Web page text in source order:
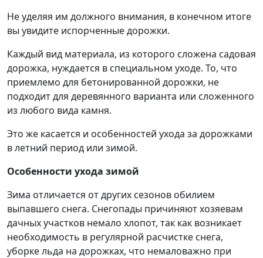
Не уделяя им должного внимания, в конечном итоге
вы увидите испорченные дорожки.
Каждый вид материала, из которого сложена садовая
дорожка, нуждается в специальном уходе. То, что
приемлемо для бетонированной дорожки, не
подходит для деревянного варианта или сложенного
из любого вида камня.
Это же касается и особенностей ухода за дорожками
в летний период или зимой.
Особенности ухода зимой
Зима отличается от других сезонов обилием
выпавшего снега. Снегопады причиняют хозяевам
дачных участков немало хлопот, так как возникает
необходимость в регулярной расчистке снега,
уборке льда на дорожках, что немаловажно при